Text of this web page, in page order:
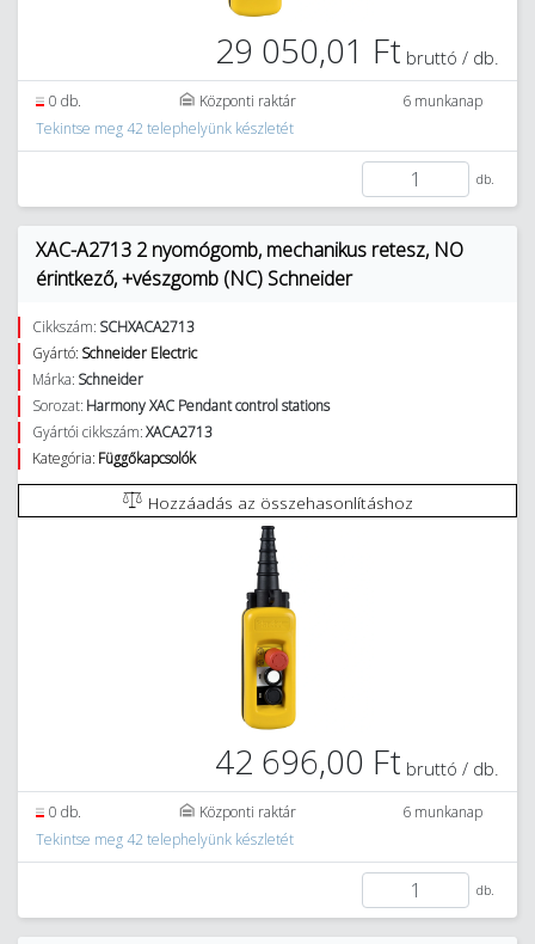
29 050,01 Ft bruttó / db.
0 db. Központi raktár
6 munkanap
Tekintse meg 42 telephelyünk készletét
db.
XAC-A2713 2 nyomógomb, mechanikus retesz, NO
érintkező, +vészgomb (NC) Schneider
Cikkszám: SCHXACA2713
Gyártó: Schneider Electric
Márka: Schneider
Sorozat: Harmony XAC Pendant control stations
Gyártói cikkszám:XACA2713
Kategória: Függőkapcsolók
Hozzáadás az összehasonlításhoz
42 696,00 Ft bruttó / db.
0 db. Központi raktár
6 munkanap
Tekintse meg 42 telephelyünk készletét
db.